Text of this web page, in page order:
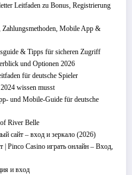
Leitfaden zu Bonus, Registrierung
Mobile App &
& Tipps für sicheren Zugriff
und Optionen 2026
für deutsche Spieler
wissen musst
und Mobile‑Guide für deutsche
River Belle
сайт – вход и зеркало (2026)
Pinco Casino играть онлайн – Вход,
и вход